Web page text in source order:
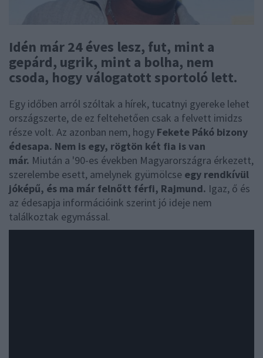
Idén már 24 éves lesz, fut, mint a
gepárd, ugrik, mint a bolha, nem
csoda, hogy válogatott sportoló lett.
Egy időben arról szóltak a hírek, tucatnyi gyereke lehet
országszerte, de ez feltehetően csak a felvett imidzs
része volt. Az azonban nem, hogy Fekete Pákó bizony
édesapa. Nem is egy, rögtön két fia is van
már. Miután a '90-es években Magyarországra érkezett,
szerelembe esett, amelynek gyümölcse egy rendkívül
jóképű, és ma már felnőtt férfi, Rajmund. Igaz, ő és
az édesapja információink szerint jó ideje nem
találkoztak egymással.